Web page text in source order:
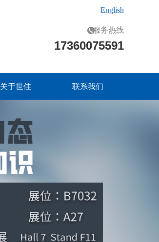
English
服务热线
17360075591
关于世佳 联系我们